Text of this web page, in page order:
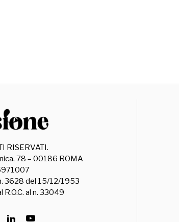
RISERVATI.
78 – 00186 ROMA
3628 del 15/12/1953
al n. 33049